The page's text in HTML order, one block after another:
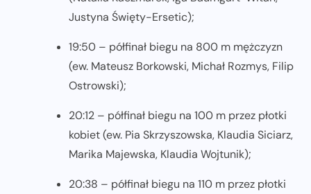
Justyna Święty-Ersetic);
19:50 – półfinał biegu na 800 m mężczyzn
(ew. Mateusz Borkowski, Michał Rozmys, Filip
Ostrowski);
20:12 – półfinał biegu na 100 m przez płotki
kobiet (ew. Pia Skrzyszowska, Klaudia Siciarz,
Marika Majewska, Klaudia Wojtunik);
20:38 – półfinał biegu na 110 m przez płotki